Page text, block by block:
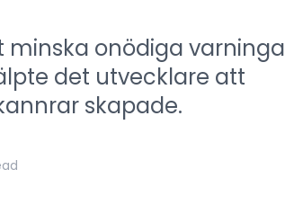
onödiga
det utvecklare att
skapade.